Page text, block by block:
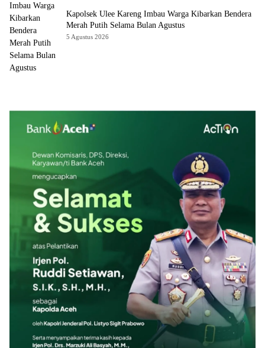
Kapolsek Ulee Kareng Imbau Warga Kibarkan Bendera
Merah Putih Selama Bulan Agustus
5 Agustus 2026